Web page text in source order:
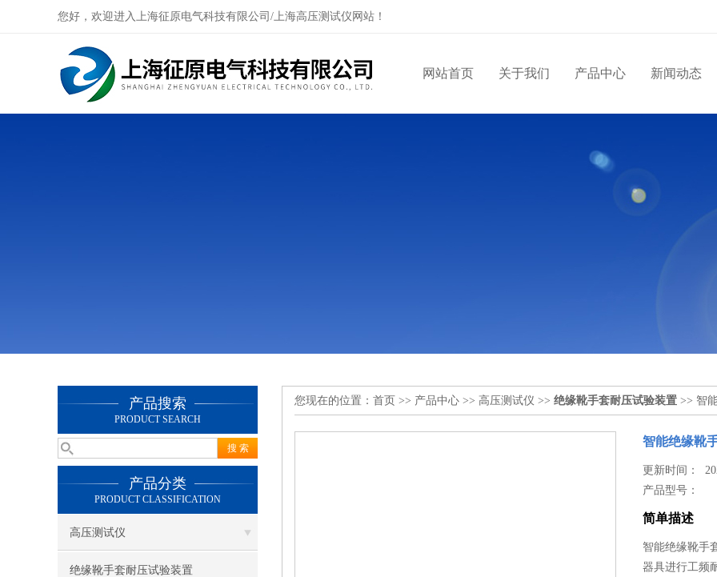
您好，欢迎进入上海征原电气科技有限公司/上海高压测试仪网站！
网站首页 关于我们 产品中心 新闻动态
产品搜索
PRODUCT SEARCH
产品分类
PRODUCT CLASSIFICATION
高压测试仪
绝缘靴手套耐压试验装置
您现在的位置： 首页 >> 产品中心 >> 高压测试仪 >> 绝缘靴手套耐压试验装置 >> 智
智能绝缘靴
更新时间：
产品型号：
简单描述
智能绝缘靴手
器具进行工频